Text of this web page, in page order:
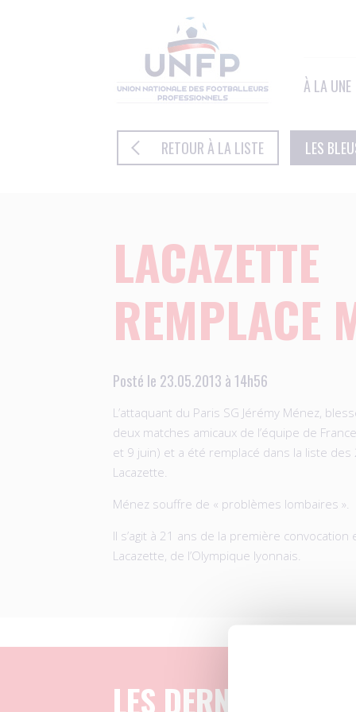
À LA UNE
RETOUR À LA LISTE LES
LACAZETTE
REMPLACE
Posté le 23.05.2013 à 14h56
L’attaquant du Paris SG Jérémy Ménez,
deux matches amicaux de l’équipe de
et 9 juin) et a été remplacé dans la liste des
Lacazette.
Ménez souffre de « problèmes lombaires ».
Il s’agit à 21 ans de la première
Lacazette, de l’Olympique lyonnais.
LES DERNIERS